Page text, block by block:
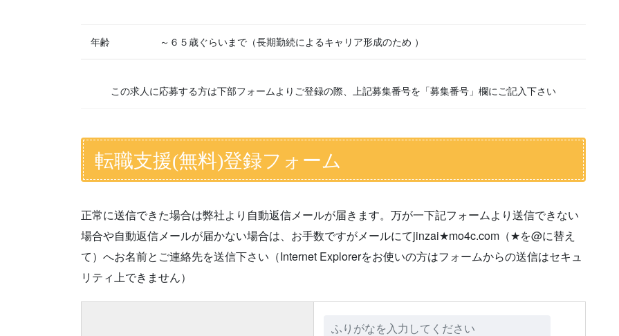
年齢 ～６５歳ぐらいまで（長期勤続によるキャリア形成のため ）
この求人に応募する方は下部フォームよりご登録の際、上記募集番号を「募集番号」欄にご記入下さい
転職支援(無料)登録フォーム
正常に送信できた場合は弊社より自動返信メールが届きます。万が一下記フォームより送信できない
場合や自動返信メールが届かない場合は、お手数ですがメールにてjinzai★mo4c.com（★を@に替え
て）へお名前とご連絡先を送信下さい（Internet Explorerをお使いの方はフォームからの送信はセキュ
リティ上できません）